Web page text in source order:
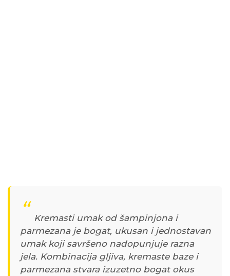
Kremasti umak od šampinjona i
parmezana je bogat, ukusan i jednostavan
umak koji savršeno nadopunjuje razna
jela. Kombinacija gljiva, kremaste baze i
parmezana stvara izuzetno bogat okus